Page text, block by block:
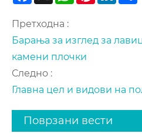
Претходна :
Барања за изглед за
камени плочки
Следно :
Главна цел и видови на
Поврзани вести